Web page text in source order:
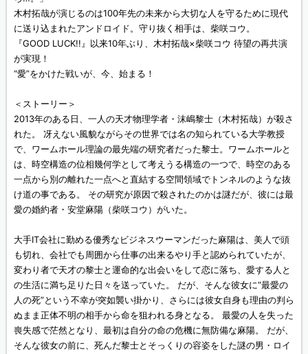
木村拓哉が演じるのは100年先の未来から大切な人を守るために現代
に送り込まれたアンドロイド。守り抜く相手は、柴咲コウ。
『GOOD LUCK!!』以来10年ぶり、木村拓哉×柴咲コウ 待望の再共演
が実現！
“愛”をかけた戦いが、今、始まる！
＜ストーリー＞
2013年のある日、一人の天才物理学者・沫嶋黎士（木村拓哉）が殺さ
れた。 冴えない風貌ながらその世界では名の知られている大学教授
で、ワームホール理論の最先端の研究者だった黎士。ワームホールと
は、時空構造の位相幾何学として考えうる構造の一つで、時空のある
一点から別の離れた一点へと直結する空間領域でトンネルのような抜
け道の事である。 その研究が原因で殺されたのかは謎だが、彼には最
愛の婚約者・安堂麻陽（柴咲コウ）がいた。
大手IT会社に勤める優秀なビジネスウーマンだった麻陽は、美人で頭
も切れ、会社でも周囲から仕事の出来るやり手と認められていたが、
変わり者で天才の黎士と運命的な出会いをして恋に落ち、愛する人と
の生活に満ち足りた日々を送っていた。 だが、そんな彼女に“最愛の
人の死”という不幸が突如襲い掛かり、さらには彼女自身も理由の判ら
ぬまま正体不明の相手から命を狙われる身となる。 最愛の人を失った
喪失感で茫然となり、最初は自分の命の危機に無防備な麻陽。 だが、
そんな彼女の前に、死んだ黎士とそっくりの容姿をした謎の男・ロイ